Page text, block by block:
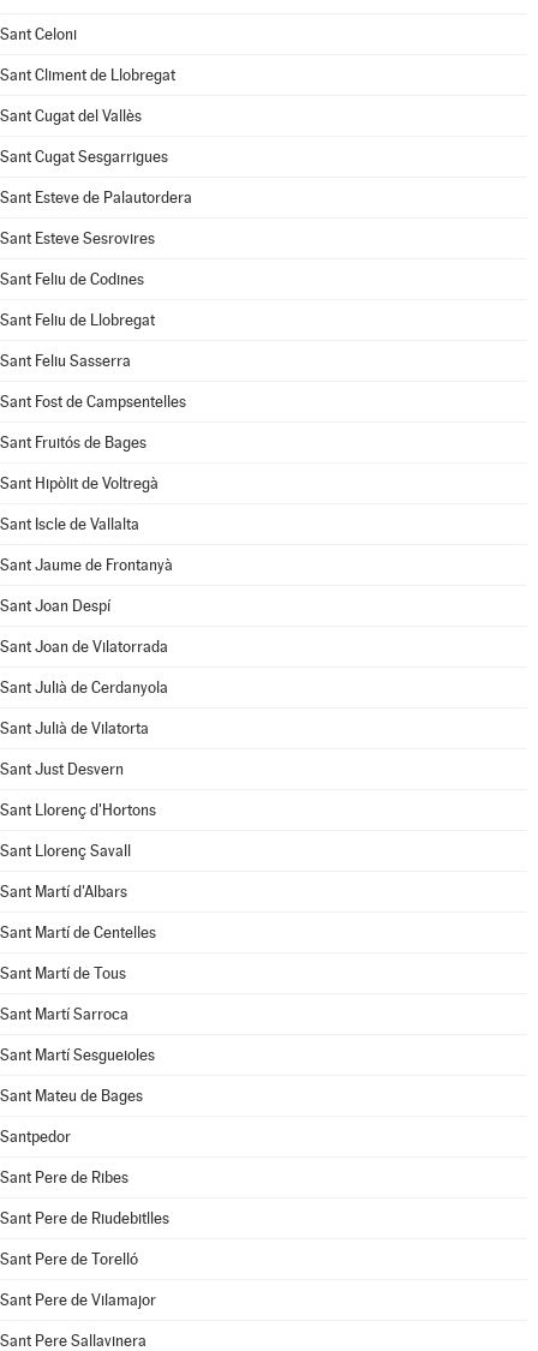
Sant Celoni
Sant Climent de Llobregat
Sant Cugat del Vallès
Sant Cugat Sesgarrigues
Sant Esteve de Palautordera
Sant Esteve Sesrovires
Sant Feliu de Codines
Sant Feliu de Llobregat
Sant Feliu Sasserra
Sant Fost de Campsentelles
Sant Fruitós de Bages
Sant Hipòlit de Voltregà
Sant Iscle de Vallalta
Sant Jaume de Frontanyà
Sant Joan Despí
Sant Joan de Vilatorrada
Sant Julià de Cerdanyola
Sant Julià de Vilatorta
Sant Just Desvern
Sant Llorenç d'Hortons
Sant Llorenç Savall
Sant Martí d'Albars
Sant Martí de Centelles
Sant Martí de Tous
Sant Martí Sarroca
Sant Martí Sesgueioles
Sant Mateu de Bages
Santpedor
Sant Pere de Ribes
Sant Pere de Riudebitlles
Sant Pere de Torelló
Sant Pere de Vilamajor
Sant Pere Sallavinera